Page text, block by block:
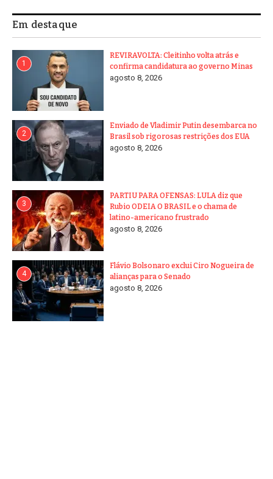
Em destaque
1
REVIRAVOLTA: Cleitinho volta atrás e
confirma candidatura ao governo Minas
agosto 8, 2026
2
Enviado de Vladimir Putin desembarca no
Brasil sob rigorosas restrições dos EUA
agosto 8, 2026
3
PARTIU PARA OFENSAS: LULA diz que
Rubio ODEIA O BRASIL e o chama de
latino-americano frustrado
agosto 8, 2026
4
Flávio Bolsonaro exclui Ciro Nogueira de
alianças para o Senado
agosto 8, 2026